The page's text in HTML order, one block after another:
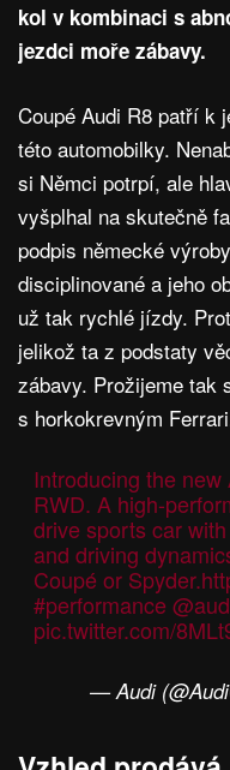
kol v kombinaci s
jezdci moře zábavy.
Coupé Audi R8 patří k
této automobilky.
si Němci potrpí, ale
vyšplhal na skutečně
podpis německé
disciplinované a jeho
už tak rychlé jízdy.
jelikož ta z podstaty
zábavy. Prožijeme tak
s horkokrevným
Introducing the
RWD. A high-
drive sports car
and driving
Coupé or Spyder.
#performance
pic.twitter.com/
— Audi